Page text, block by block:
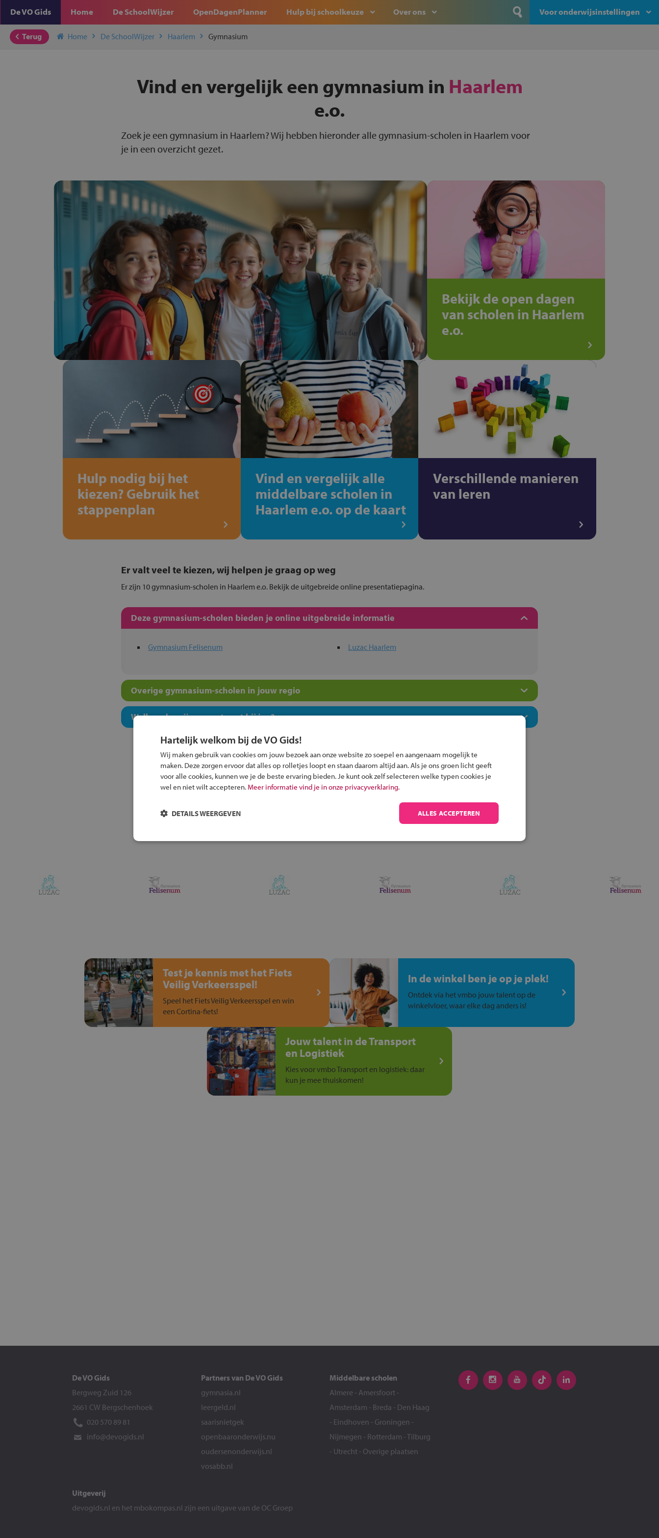
De VO Gids Home De SchoolWijzer OpenDagenPlanner Hulp bij schoolkeuze Over ons Voor onderwijsinstellingen
Terug Home De SchoolWijzer Haarlem Gymnasium
Vind en vergelijk een gymnasium in Haarlem
e.o.
Zoek je een gymnasium in Haarlem? Wij hebben hieronder alle gymnasium-scholen in Haarlem voor
je in een overzicht gezet.
Bekijk de open dagen
van scholen in Haarlem
e.o.
Hulp nodig bij het
kiezen? Gebruik het
stappenplan
Vind en vergelijk alle
middelbare scholen in
Haarlem e.o. op de kaart
Verschillende manieren
van leren
Er valt veel te kiezen, wij helpen je graag op weg
Er zijn 10 gymnasium-scholen in Haarlem e.o. Bekijk de uitgebreide online presentatiepagina.
Deze gymnasium-scholen bieden je online uitgebreide informatie
Gymnasium Felisenum Luzac Haarlem
Overige gymnasium-scholen in jouw regio
Welk onderwijsconcept past bij jou?
Inschrijven?
Alle informatie om je kind aan te melden bij
Test je kennis met het Fiets
Veilig Verkeersspel!
Speel het Fiets Veilig Verkeersspel en win
een Cortina-fiets!
In de winkel ben je op je plek!
Ontdek via het vmbo jouw talent op de
winkelvloer, waar elke dag anders is!
Jouw talent in de Transport
en Logistiek
Kies voor vmbo Transport en logistiek: daar
kun je mee thuiskomen!
De VO Gids
Bergweg Zuid 126
2661 CW Bergschenhoek
020 570 89 81
info@devogids.nl
Partners van De VO Gids
gymnasia.nl
leergeld.nl
saarisnietgek
openbaaronderwijs.nu
oudersenonderwijs.nl
vosabb.nl
Middelbare scholen
Almere - Amersfoort -
Amsterdam - Breda - Den Haag
- Eindhoven - Groningen -
Nijmegen - Rotterdam -Tilburg
- Utrecht - Overige plaatsen
Uitgeverij
devogids.nl en het mbokompas.nl zijn een uitgave van de OC Groep
Hartelijk welkom bij de VO Gids!
Wij maken gebruik van cookies om jouw bezoek aan onze website zo soepel en aangenaam mogelijk te
maken. Deze zorgen ervoor dat alles op rolletjes loopt en staan daarom altijd aan. Als je ons groen licht geeft
voor alle cookies, kunnen we je de beste ervaring bieden. Je kunt ook zelf selecteren welke typen cookies je
wel en niet wilt accepteren. Meer informatie vind je in onze privacyverklaring.
ALLES ACCEPTEREN
DETAILS WEERGEVEN